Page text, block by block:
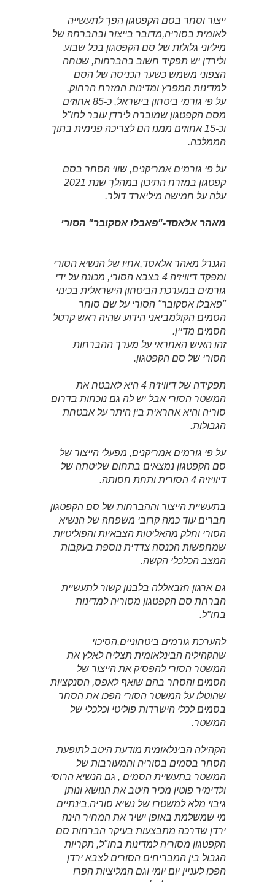
ייצור וסחר בסם הקפטגון הפך לתעשייה
לאומית בסוריה,מדובר בייצור ובהברחה של
מיליוני גלולות של סם הקפטגון בכל שבוע
ולירדן יש תפקיד חשוב בהברחות, שטחה
הצפוני משמש כשער הכניסה של הסם
למדינות המפרץ ומדינות המזרח הרחוק.
על פי גורמי ביטחון בישראל, כ-85 אחוזים
מסם הקפטגון שמוברח לירדן עובר לחו"ל
וכ-15 אחוזים ממנו הם לצריכה פנימית בתוך
הממלכה.
על פי גורמים אמריקנים, שווי הסחר בסם
קפטגון במזרח התיכון במהלך שנת 2021
עלה על חמישה מיליארד דולר.
מאהר אלאסד-"פאבלו אסקובר" הסורי
הגנרל מאהר אלאסד,אחיו של הנשיא הסורי
ומפקד דיוויזיה 4 בצבא הסורי, מכונה על ידי
גורמים במערכת הביטחון הישראלית בכינוי
"פאבלו אסקובר" הסורי על שם סוחר
הסמים הקולמביאני הידוע שהיה ראש קרטל
הסמים מדיין.
זהו האיש האחראי על מערך ההברחות
הסורי של סם הקפטגון.
תפקידה של דיוויזיה 4 היא לאבטח את
המשטר הסורי אבל יש לה גם נוכחות בדרום
סוריה והיא אחראית בין היתר על אבטחת
הגבולות.
על פי גורמים אמריקנים, מפעלי הייצור של
סם הקפטגון נמצאים בתחום שליטתה של
דיוויזיה 4 הסורית ותחת חסותה.
בתעשיית הייצור וההברחות של סם הקפטגון
חברים עוד כמה קרובי משפחה של הנשיא
הסורי וחלק מהאליטות הצבאיות והפוליטיות
שמחפשות הכנסה צדדית נוספת בעקבות
המצב הכלכלי הקשה.
גם ארגון חזבאללה בלבנון קשור לתעשיית
הברחת סם הקפטגון מסוריה למדינות
בחו"ל.
להערכת גורמים ביטחוניים,הסיכוי
שהקהיליה הבינלאומית תצליח לאלץ את
המשטר הסורי להפסיק את הייצור של
הסמים והסחר בהם שואף לאפס, הסנקציות
שהוטלו על המשטר הסורי הפכו את הסחר
בסמים לכלי הישרדות פוליטי וכלכלי של
המשטר.
הקהילה הבינלאומית מודעת היטב לתופעת
הסחר בסמים בסוריה והמעורבות של
המשטר בתעשיית הסמים , גם הנשיא הרוסי
ולדימיר פוטין מכיר היטב את הנושא ונותן
גיבוי מלא למשטרו של נשיא סוריה,בינתיים
מי שמשלמת באופן ישיר את המחיר הינה
ירדן שדרכה מתבצעות בעיקר הברחות סם
הקפטגון מסוריה למדינות בחו"ל, תקריות
הגבול בין המבריחים הסורים לצבא ירדן
הפכו לעניין יום יומי וגם המליציות הפרו